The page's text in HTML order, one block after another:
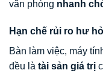
văn phòng nhanh
Hạn chế rủi ro hư
Bàn làm việc, máy
đều là tài sản giá trị